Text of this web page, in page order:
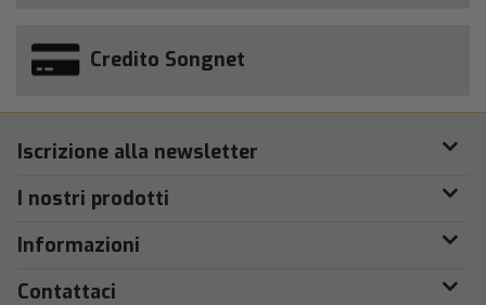
Credito Songnet
Iscrizione alla newsletter
I nostri prodotti
Informazioni
Contattaci